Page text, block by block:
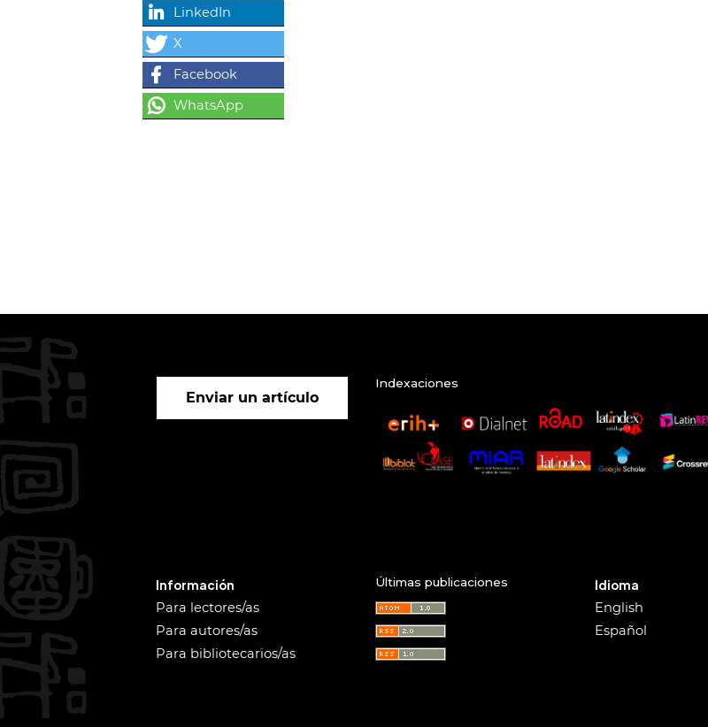
Enviar un artículo
Indexaciones
Información
Para lectores/as
Para autores/as
Para bibliotecarios/as
Últimas publicaciones Idioma
English
Español